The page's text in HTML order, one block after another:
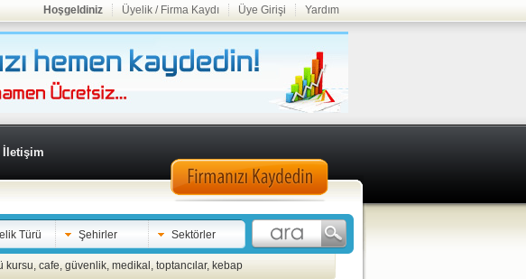
Hoşgeldiniz Üyelik / Firma Kaydı Üye Girişi Yardım
İletişim
Türü Şehirler Sektörler
kursu, cafe, güvenlik, medikal , toptancılar, kebap